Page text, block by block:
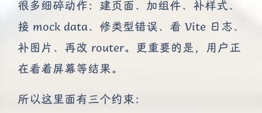
很多细碎动作：建页面、加组件、补样式、
接 mock data、修类型错误、看 Vite 日志、
补图片、再改 router。更重要的是，用户正
在看着屏幕等结果。
所以这里面有三个约束：